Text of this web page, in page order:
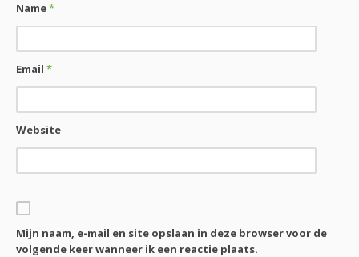
Name*
Email*
Website
Mijn naam, e-mail en site opslaan in deze browser voor de
volgende keer wanneer ik een reactie plaats.